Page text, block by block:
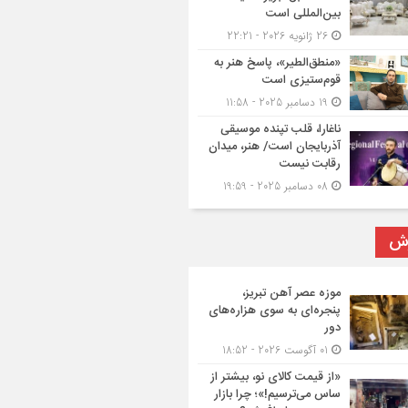
بین‌المللی است
«منطق‌الطیر»، پاسخ هنر به
قوم‌ستیزی است
ناغارا، قلب تپنده موسیقی
آذربایجان است/ هنر، میدان
رقابت نیست
موزه عصر آهن تبریز،
پنجره‌ای به سوی هزاره‌های
دور
«از قیمت کالای نو، بیشتر از
ساس می‌ترسیم!»؛ چرا بازار